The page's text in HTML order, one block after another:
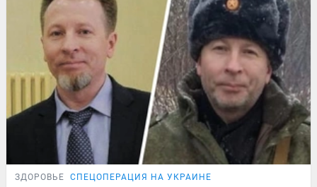
ЗДОРОВЬЕ СПЕЦОПЕРАЦИЯ НА УКРАИНЕ